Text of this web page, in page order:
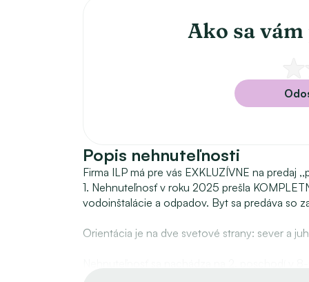
Ako sa
Popis nehnuteľnosti
Firma ILP má pre vás EXKLUZÍVNE na predaj
1. Nehnuteľnosť v roku 2025 prešla
vodoinštalácie a odpadov. Byt sa predáva so
Orientácia je na dve svetové strany: sever a
Nehnuteľnosť sa nachádza na 2. poschodí